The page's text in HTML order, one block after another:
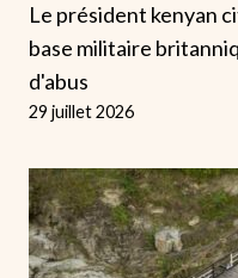
Le président kenyan
base militaire
d'abus
29 juillet 2026